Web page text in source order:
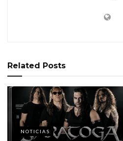
Related Posts
NOTICIAS